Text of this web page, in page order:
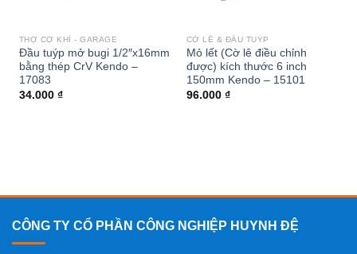
THỢ CƠ KHÍ - GARAGE
Đầu tuýp mở bugi 1/2″x16mm
bằng thép CrV Kendo –
17083
34.000 ₫
CỜ LÊ & ĐẦU TUÝP
Mỏ lết (Cờ lê điều chỉnh
được) kích thước 6 inch
150mm Kendo – 15101
96.000 ₫
CÔNG TY CỔ PHẦN CÔNG NGHIỆP HUYNH ĐỆ